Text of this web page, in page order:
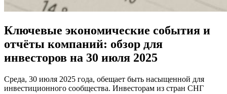
Ключевые экономические события и
отчёты компаний: обзор для
инвесторов на 30 июля 2025
Среда, 30 июля 2025 года, обещает быть насыщенной для
инвестиционного сообщества. Инвесторам из стран СНГ